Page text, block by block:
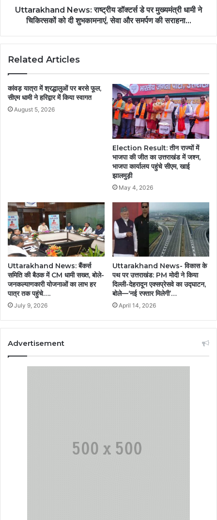
Uttarakhand News: राष्ट्रीय डॉक्टर्स डे पर मुख्यमंत्री धामी ने
चिकित्सकों को दी शुभकामनाएं, सेवा और समर्पण की सराहना…
Related Articles
कांवड़ यात्रा में श्रद्धालुओं पर बरसे फूल,
सीएम धामी ने हरिद्वार में किया स्वागत
August 5, 2026
Election Result: तीन राज्यों में
भाजपा की जीत का उत्तराखंड में जश्न,
भाजपा कार्यालय पहुंचे सीएम, खाई
झालमुड़ी
May 4, 2026
Uttarakhand News: बैंकर्स
समिति की बैठक में CM धामी सख्त, बोले-
जनकल्याणकारी योजनाओं का लाभ हर
पात्र तक पहुंचे….
July 9, 2026
Uttarakhand News- विकास के
पथ पर उत्तराखंड: PM मोदी ने किया
दिल्ली-देहरादून एक्सप्रेसवे का उद्घाटन,
बोले—‘नई रफ्तार मिलेगी’…
April 14, 2026
Advertisement